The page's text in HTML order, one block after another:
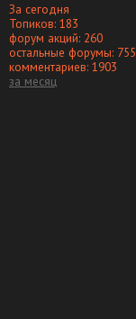
За сегодня
Топиков: 183
форум акций: 260
остальные форумы: 755
комментариев: 1903
за месяц